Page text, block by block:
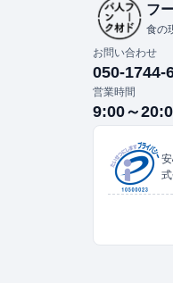
フ
食の
お問い合わせ
050-1744-
営業時間
9:00～